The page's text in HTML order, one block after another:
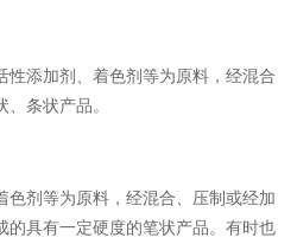
性添加剂、着色剂等为原料，经混合
条状产品。
色剂等为原料，经混合、压制或经加
的具有一定硬度的笔状产品。有时也